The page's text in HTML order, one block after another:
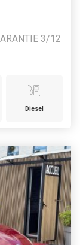
3/12
Diesel